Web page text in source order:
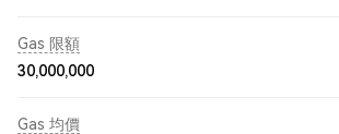
Gas 限額
30,000,000
Gas 均價